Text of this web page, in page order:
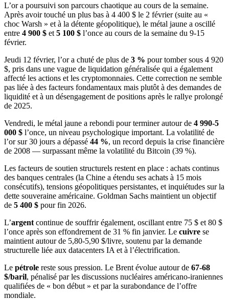
L’or a poursuivi son parcours chaotique au cours de la semaine.
Après avoir touché un plus bas à 4 400 $ le 2 février (suite au «
choc Warsh » et à la détente géopolitique), le métal jaune a oscillé
entre 4 900 $ et 5 100 $ l’once au cours de la semaine du 9-15
février.
Jeudi 12 février, l’or a chuté de plus de 3 % pour tomber sous 4 920
$, pris dans une vague de liquidation généralisée qui a également
affecté les actions et les cryptomonnaies. Cette correction ne semble
pas liée à des facteurs fondamentaux mais plutôt à des demandes de
liquidité et à un désengagement de positions après le rallye prolongé
de 2025.
Vendredi, le métal jaune a rebondi pour terminer autour de 4 990-5
000 $ l’once, un niveau psychologique important. La volatilité de
l’or sur 30 jours a dépassé 44 %, un record depuis la crise financière
de 2008 — surpassant même la volatilité du Bitcoin (39 %).
Les facteurs de soutien structurels restent en place : achats continus
des banques centrales (la Chine a étendu ses achats à 15 mois
consécutifs), tensions géopolitiques persistantes, et inquiétudes sur la
dette souveraine américaine. Goldman Sachs maintient un objectif
de 5 400 $ pour fin 2026.
L’argent continue de souffrir également, oscillant entre 75 $ et 80 $
l’once après son effondrement de 31 % fin janvier. Le cuivre se
maintient autour de 5,80-5,90 $/livre, soutenu par la demande
structurelle liée aux datacenters IA et à l’électrification.
Le pétrole reste sous pression. Le Brent évolue autour de 67-68
$/baril, pénalisé par les discussions nucléaires américano-iraniennes
qualifiées de « bon début » et par la surabondance de l’offre
mondiale.